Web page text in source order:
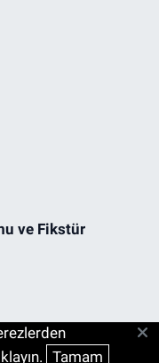
ve Fikstür
Tamam